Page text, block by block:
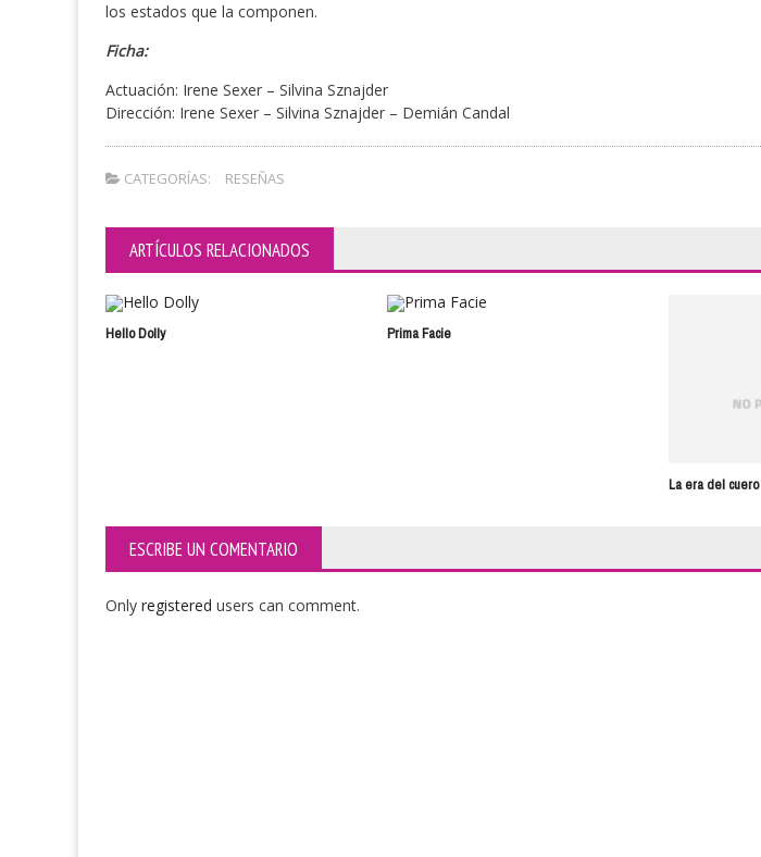
los estados que la componen.
Ficha:
Actuación: Irene Sexer – Silvina Sznajder
Dirección: Irene Sexer – Silvina Sznajder – Demián Candal
CATEGORÍAS: RESEÑAS
ARTÍCULOS RELACIONADOS
Hello Dolly Prima Facie
La era del cuero
ESCRIBE UN COMENTARIO
Only registered users can comment.